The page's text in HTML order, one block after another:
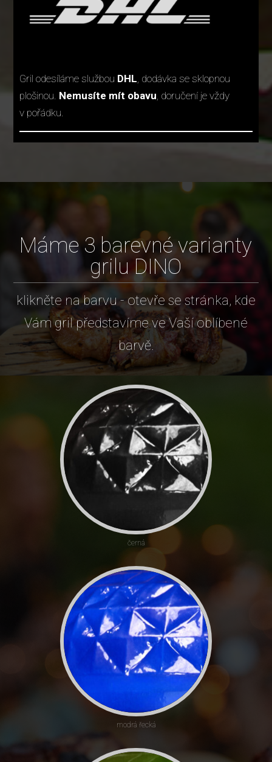
Gril odesíláme službou DHL , dodávka se sklopnou
plošinou. Nemusíte mít obavu , doručení je vždy
v pořádku.
Máme 3 barevné varianty
grilu DINO
klikněte na barvu - otevře se stránka, kde
Vám gril představíme ve Vaší oblíbené
barvě.
černá
modrá řecká